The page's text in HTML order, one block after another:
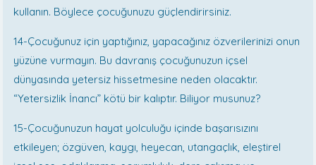
kullanın. Böylece çocuğunuzu güçlendirirsiniz.
14-Çocuğunuz için yaptığınız, yapacağınız özverilerinizi onun
yüzüne vurmayın. Bu davranış çocuğunuzun içsel
dünyasında yetersiz hissetmesine neden olacaktır.
“Yetersizlik İnancı” kötü bir kalıptır. Biliyor musunuz?
15-Çocuğunuzun hayat yolculuğu içinde başarısızını
etkileyen; özgüven, kaygı, heyecan, utangaçlık, eleştirel